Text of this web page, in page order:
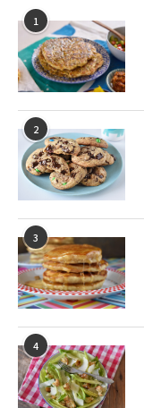
1
2
3
4